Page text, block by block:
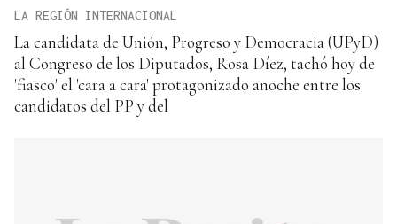
LA REGIÓN INTERNACIONAL
La candidata de Unión, Progreso y Democracia (UPyD)
al Congreso de los Diputados, Rosa Díez, tachó hoy de
'fiasco' el 'cara a cara' protagonizado anoche entre los
candidatos del PP y del